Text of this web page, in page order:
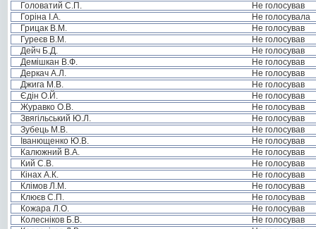
Головатий С.П.
Не голосував
Горіна І.А.
Не голосувала
Грицак В.М.
Не голосував
Гуреєв В.М.
Не голосував
Дейч Б.Д.
Не голосував
Демішкан В.Ф.
Не голосував
Деркач А.Л.
Не голосував
Джига М.В.
Не голосував
Єдін О.Й.
Не голосував
Журавко О.В.
Не голосував
Звягільський Ю.Л.
Не голосував
Зубець М.В.
Не голосував
Іванющенко Ю.В.
Не голосував
Калюжний В.А.
Не голосував
Кий С.В.
Не голосував
Кінах А.К.
Не голосував
Клімов Л.М.
Не голосував
Клюєв С.П.
Не голосував
Кожара Л.О.
Не голосував
Колесніков Б.В.
Не голосував